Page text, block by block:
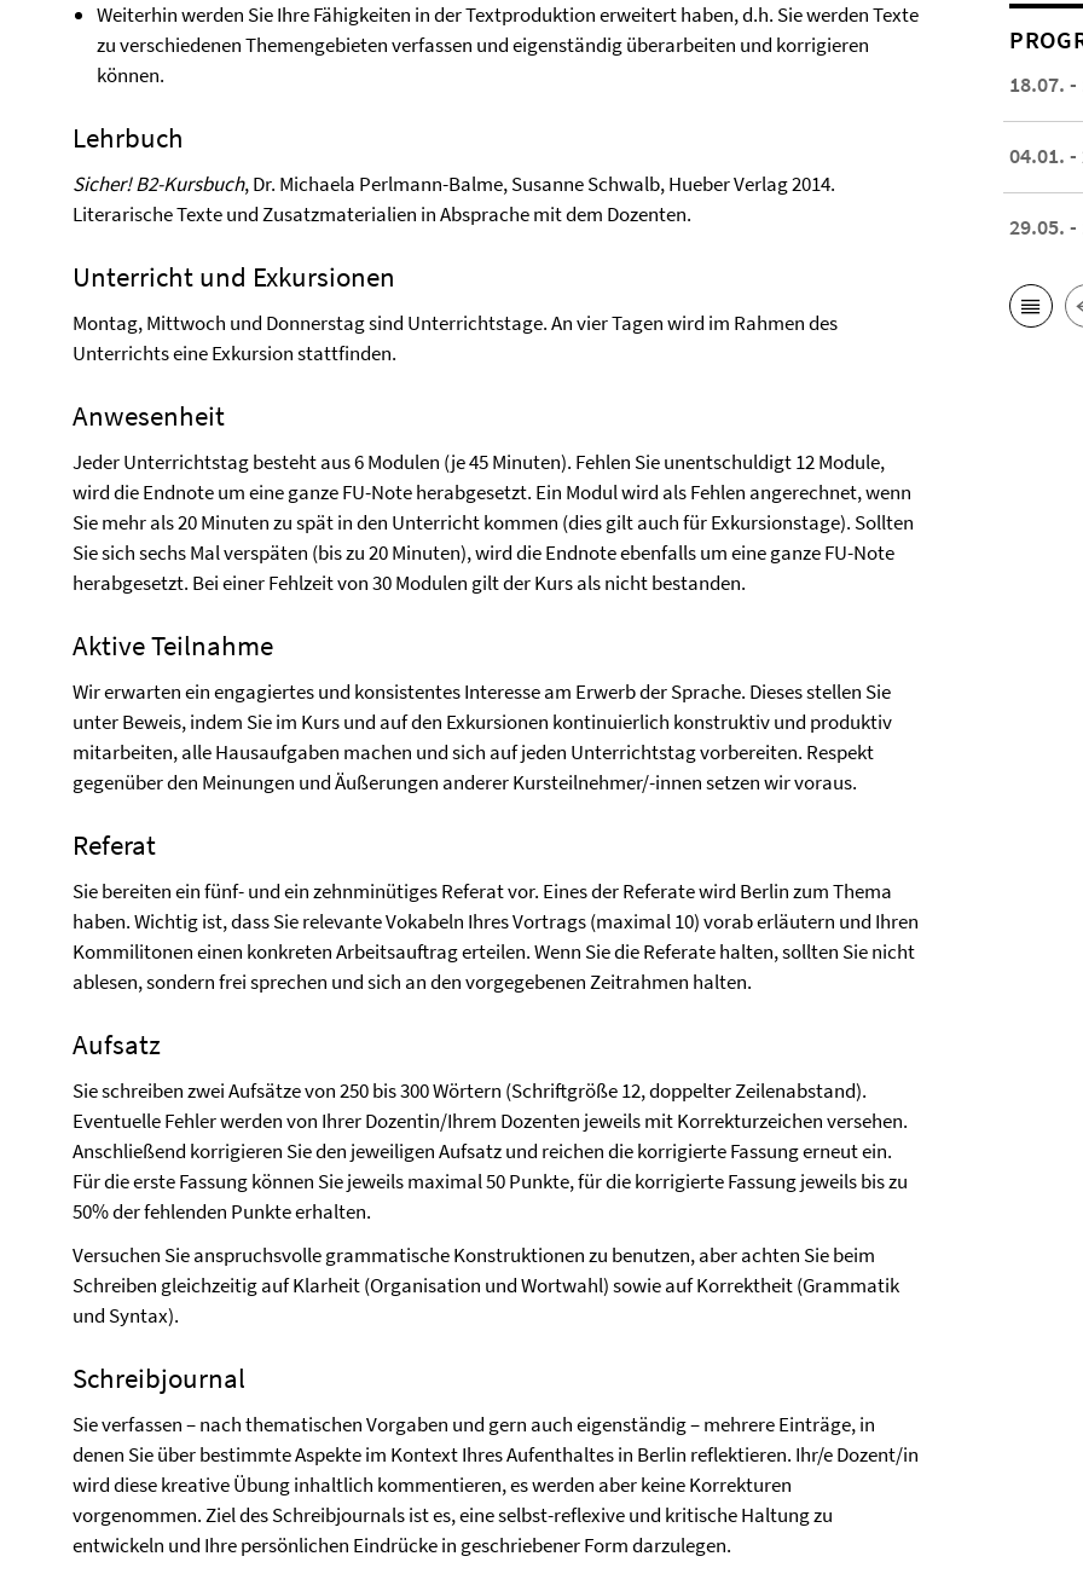
Weiterhin werden Sie Ihre Fähigkeiten in der Textproduktion erweitert haben, d.h. Sie werden Texte
zu verschiedenen Themengebieten verfassen und eigenständig überarbeiten und korrigieren
können.
Lehrbuch
Sicher! B2-Kursbuch, Dr. Michaela Perlmann-Balme, Susanne Schwalb, Hueber Verlag 2014.
Literarische Texte und Zusatzmaterialien in Absprache mit dem Dozenten.
Unterricht und Exkursionen
Montag, Mittwoch und Donnerstag sind Unterrichtstage. An vier Tagen wird im Rahmen des
Unterrichts eine Exkursion stattfinden.
Anwesenheit
Jeder Unterrichtstag besteht aus 6 Modulen (je 45 Minuten). Fehlen Sie unentschuldigt 12 Module,
wird die Endnote um eine ganze FU-Note herabgesetzt. Ein Modul wird als Fehlen angerechnet, wenn
Sie mehr als 20 Minuten zu spät in den Unterricht kommen (dies gilt auch für Exkursionstage). Sollten
Sie sich sechs Mal verspäten (bis zu 20 Minuten), wird die Endnote ebenfalls um eine ganze FU-Note
herabgesetzt. Bei einer Fehlzeit von 30 Modulen gilt der Kurs als nicht bestanden.
Aktive Teilnahme
Wir erwarten ein engagiertes und konsistentes Interesse am Erwerb der Sprache. Dieses stellen Sie
unter Beweis, indem Sie im Kurs und auf den Exkursionen kontinuierlich konstruktiv und produktiv
mitarbeiten, alle Hausaufgaben machen und sich auf jeden Unterrichtstag vorbereiten. Respekt
gegenüber den Meinungen und Äußerungen anderer Kursteilnehmer/-innen setzen wir voraus.
Referat
Sie bereiten ein fünf- und ein zehnminütiges Referat vor. Eines der Referate wird Berlin zum Thema
haben. Wichtig ist, dass Sie relevante Vokabeln Ihres Vortrags (maximal 10) vorab erläutern und Ihren
Kommilitonen einen konkreten Arbeitsauftrag erteilen. Wenn Sie die Referate halten, sollten Sie nicht
ablesen, sondern frei sprechen und sich an den vorgegebenen Zeitrahmen halten.
Aufsatz
Sie schreiben zwei Aufsätze von 250 bis 300 Wörtern (Schriftgröße 12, doppelter Zeilenabstand).
Eventuelle Fehler werden von Ihrer Dozentin/Ihrem Dozenten jeweils mit Korrekturzeichen versehen.
Anschließend korrigieren Sie den jeweiligen Aufsatz und reichen die korrigierte Fassung erneut ein.
Für die erste Fassung können Sie jeweils maximal 50 Punkte, für die korrigierte Fassung jeweils bis zu
50% der fehlenden Punkte erhalten.
Versuchen Sie anspruchsvolle grammatische Konstruktionen zu benutzen, aber achten Sie beim
Schreiben gleichzeitig auf Klarheit (Organisation und Wortwahl) sowie auf Korrektheit (Grammatik
und Syntax).
Schreibjournal
Sie verfassen – nach thematischen Vorgaben und gern auch eigenständig – mehrere Einträge, in
denen Sie über bestimmte Aspekte im Kontext Ihres Aufenthaltes in Berlin reflektieren. Ihr/e Dozent/in
wird diese kreative Übung inhaltlich kommentieren, es werden aber keine Korrekturen
vorgenommen. Ziel des Schreibjournals ist es, eine selbst-reflexive und kritische Haltung zu
entwickeln und Ihre persönlichen Eindrücke in geschriebener Form darzulegen.
18.07. -
04.01. -
29.05. -